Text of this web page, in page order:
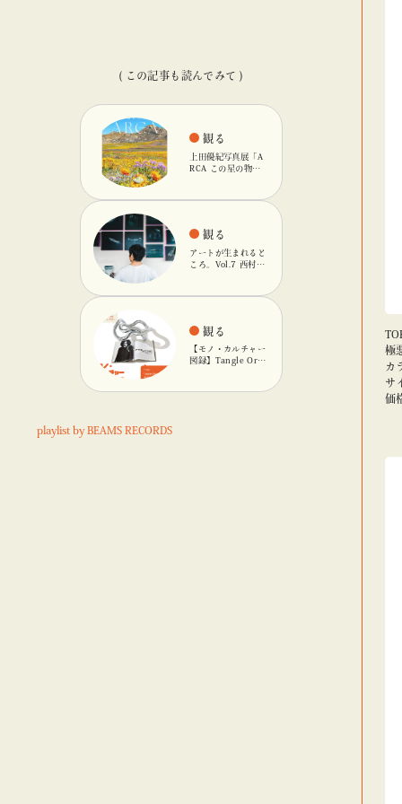
( この記事も読んでみて )
観る
上田優紀写真展「A
RCA この星の物
輪」で開催
観る
アートが生まれると
ころ。Vol.7 西村友
観る
【モノ・カルチャー
図録】Tangle Orig
playlist by BEAMS RECORDS
極
カ
サ
価